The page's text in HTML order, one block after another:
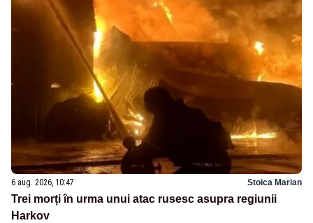
6 aug. 2026, 10:47 Stoica Marian
Trei morți în urma unui atac rusesc asupra regiunii
Harkov